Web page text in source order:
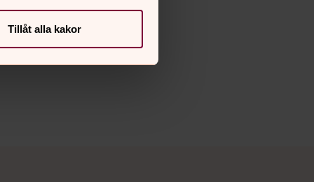
Tillåt alla kakor